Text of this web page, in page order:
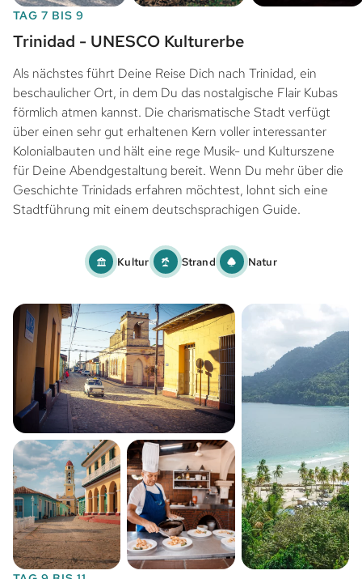
TAG 7 BIS 9
Trinidad - UNESCO Kulturerbe
Als nächstes führt Deine Reise Dich nach Trinidad, ein
beschaulicher Ort, in dem Du das nostalgische Flair Kubas
förmlich atmen kannst. Die charismatische Stadt verfügt
über einen sehr gut erhaltenen Kern voller interessanter
Kolonialbauten und hält eine rege Musik- und Kulturszene
für Deine Abendgestaltung bereit. Wenn Du mehr über die
Geschichte Trinidads erfahren möchtest, lohnt sich eine
Stadtführung mit einem deutschsprachigen Guide.
Kultur Strand Natur